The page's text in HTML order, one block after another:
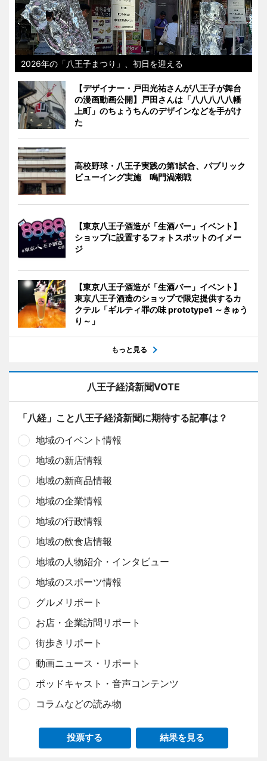
2026年の「八王子まつり」、初日を迎える
【デザイナー・戸田光祐さんが八王子が舞台
の漫画動画公開】戸田さんは「八八八八八幡
上町」のちょうちんのデザインなどを手がけ
た
高校野球・八王子実践の第1試合、パブリック
ビューイング実施 鳴門渦潮戦
【東京八王子酒造が「生酒バー」イベント】
ショップに設置するフォトスポットのイメー
ジ
【東京八王子酒造が「生酒バー」イベント】
東京八王子酒造のショップで限定提供するカ
クテル「ギルティ罪の味 prototype1 ～きゅう
り～」
もっと見る
八王子経済新聞VOTE
「八経」こと八王子経済新聞に期待する記事は？
地域のイベント情報
地域の新店情報
地域の新商品情報
地域の企業情報
地域の行政情報
地域の飲食店情報
地域の人物紹介・インタビュー
地域のスポーツ情報
グルメリポート
お店・企業訪問リポート
街歩きリポート
動画ニュース・リポート
ポッドキャスト・音声コンテンツ
コラムなどの読み物
投票する 結果を見る